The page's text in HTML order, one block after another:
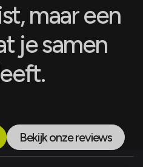
maar een
je samen
Bekijk onze reviews